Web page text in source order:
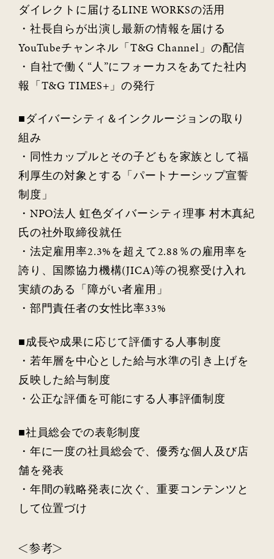
ダイレクトに届けるLINE WORKSの活用
・社長自らが出演し最新の情報を届ける
YouTubeチャンネル「T&G Channel」の配信
・自社で働く“人”にフォーカスをあてた社内
報「T&G TIMES+」の発行
■ダイバーシティ＆インクルージョンの取り
組み
・同性カップルとその子どもを家族として福
利厚生の対象とする「パートナーシップ宣誓
制度」
・NPO法人 虹色ダイバーシティ理事 村木真紀
氏の社外取締役就任
・法定雇用率2.3%を超えて2.88％の雇用率を
誇り、国際協力機構(JICA)等の視察受け入れ
実績のある「障がい者雇用」
・部門責任者の女性比率33%
■成長や成果に応じて評価する人事制度
・若年層を中心とした給与水準の引き上げを
反映した給与制度
・公正な評価を可能にする人事評価制度
■社員総会での表彰制度
・年に一度の社員総会で、優秀な個人及び店
舗を発表
・年間の戦略発表に次ぐ、重要コンテンツと
して位置づけ
＜参考＞